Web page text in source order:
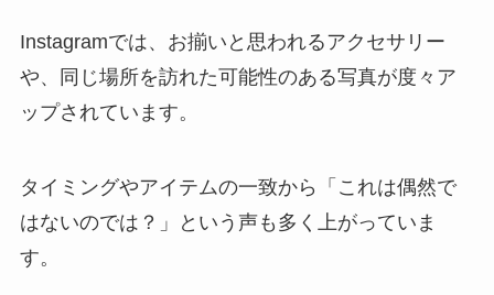
Instagramでは、お揃いと思われるアクセサリー
や、同じ場所を訪れた可能性のある写真が度々ア
ップされています。
タイミングやアイテムの一致から「これは偶然で
はないのでは？」という声も多く上がっていま
す。